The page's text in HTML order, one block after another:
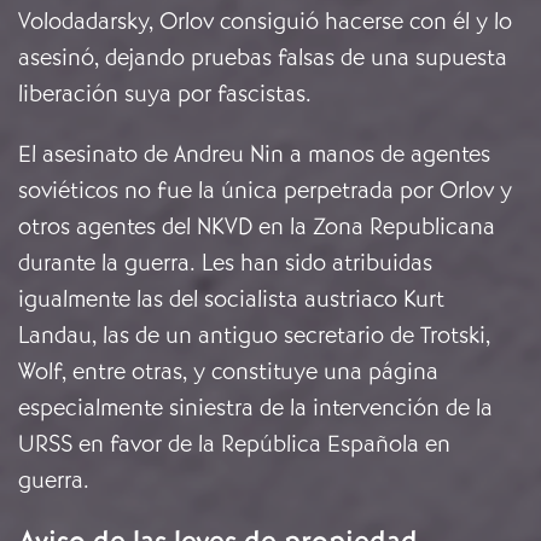
Volodadarsky, Orlov consiguió hacerse con él y lo
asesinó, dejando pruebas falsas de una supuesta
liberación suya por fascistas.
El asesinato de Andreu Nin a manos de agentes
soviéticos no fue la única perpetrada por Orlov y
otros agentes del NKVD en la Zona Republicana
durante la guerra. Les han sido atribuidas
igualmente las del socialista austriaco Kurt
Landau, las de un antiguo secretario de Trotski,
Wolf, entre otras, y constituye una página
especialmente siniestra de la intervención de la
URSS en favor de la República Española en
guerra.